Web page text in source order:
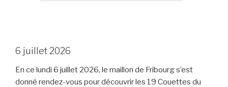
6 juillet 2026
En ce lundi 6 juillet 2026, le maillon de Fribourg s’est
donné rendez-vous pour découvrir les 19 Couettes du